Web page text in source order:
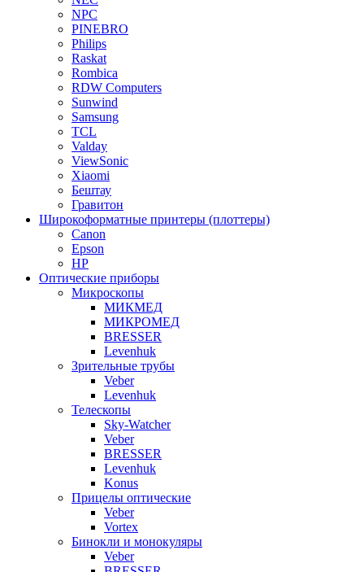
NPC
PINEBRO
Philips
Raskat
Rombica
RDW Computers
Sunwind
Samsung
TCL
Valday
ViewSonic
Xiaomi
Бештау
Гравитон
Широкоформатные принтеры (плоттеры)
Canon
Epson
HP
Оптические приборы
Микроскопы
МИКМЕД
МИКРОМЕД
BRESSER
Levenhuk
Зрительные трубы
Veber
Levenhuk
Телескопы
Sky-Watcher
Veber
BRESSER
Levenhuk
Konus
Прицелы оптические
Veber
Vortex
Бинокли и монокуляры
Veber